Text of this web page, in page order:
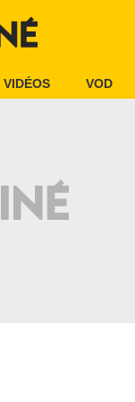
VIDÉOS VOD